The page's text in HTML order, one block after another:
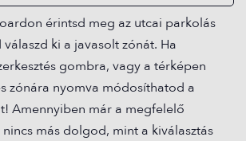
érintsd meg az utcai parkolás
ki a javasolt zónát. Ha
gombra, vagy a térképen
zónára nyomva módosíthatod a
Amennyiben már a megfelelő
más dolgod, mint a kiválasztás